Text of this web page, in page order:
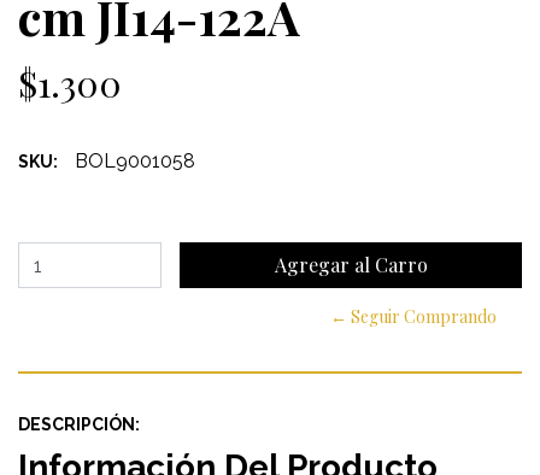
cm JI14-122A
$1.300
SKU: BOL9001058
← Seguir Comprando
DESCRIPCIÓN: